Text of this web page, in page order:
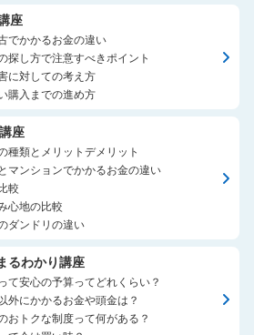
座
でかかるお金の違い
探し方で注意すべきポイント
に対しての考え方
購入までの進め方
座
種類とメリットデメリット
マンションでかかるお金の違い
較
心地の比較
ダンドリの違い
るわかり講座
て安心の予算ってどれくらい？
外にかかるお金や頭金は？
おトクな制度って何がある？